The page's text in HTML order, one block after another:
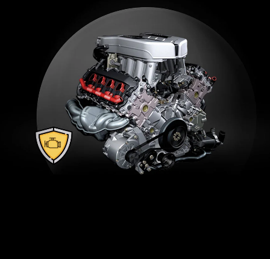
KENNFELD-
OPTIMIERUNG
Vergleich von
Chiptuning-Methoden